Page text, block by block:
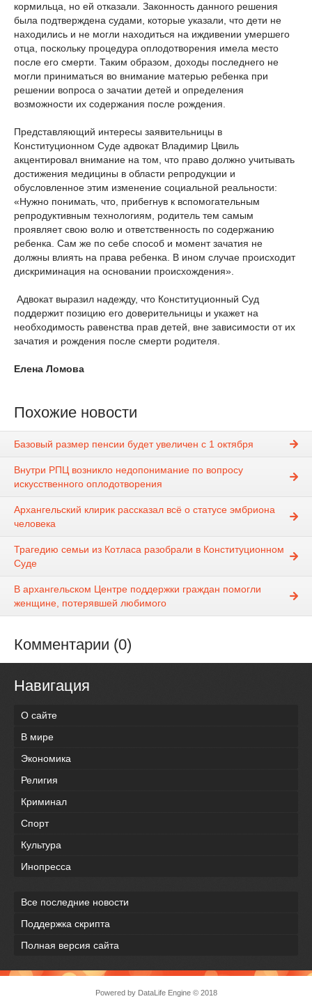
кормильца, но ей отказали. Законность данного решения
была подтверждена судами, которые указали, что дети не
находились и не могли находиться на иждивении умершего
отца, поскольку процедура оплодотворения имела место
после его смерти. Таким образом, доходы последнего не
могли приниматься во внимание матерью ребенка при
решении вопроса о зачатии детей и определения
возможности их содержания после рождения.
Представляющий интересы заявительницы в
Конституционном Суде адвокат Владимир Цвиль
акцентировал внимание на том, что право должно учитывать
достижения медицины в области репродукции и
обусловленное этим изменение социальной реальности:
«Нужно понимать, что, прибегнув к вспомогательным
репродуктивным технологиям, родитель тем самым
проявляет свою волю и ответственность по содержанию
ребенка. Сам же по себе способ и момент зачатия не
должны влиять на права ребенка. В ином случае происходит
дискриминация на основании происхождения».
Адвокат выразил надежду, что Конституционный Суд
поддержит позицию его доверительницы и укажет на
необходимость равенства прав детей, вне зависимости от их
зачатия и рождения после смерти родителя.
Елена Ломова
Похожие новости
Базовый размер пенсии будет увеличен с 1 октября
Внутри РПЦ возникло недопонимание по вопросу
искусственного оплодотворения
Архангельский клирик рассказал всё о статусе эмбриона
человека
Трагедию семьи из Котласа разобрали в Конституционном
Суде
В архангельском Центре поддержки граждан помогли
женщине, потерявшей любимого
Комментарии (0)
Навигация
О сайте
В мире
Экономика
Религия
Криминал
Спорт
Культура
Инопресса
Все последние новости
Поддержка скрипта
Полная версия сайта
Powered by DataLife Engine© 2018